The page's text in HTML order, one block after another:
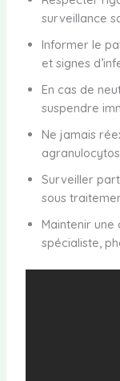
surveillance
Informer le
et signes
En cas de
suspendre
Ne jamais
Surveiller
sous
Maintenir
spécialiste,